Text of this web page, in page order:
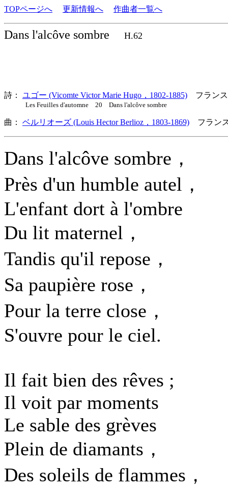
TOPページへ 更新情報へ 作曲者一覧へ
Dans l'alcôve sombre H.62
詩： ユゴー (Vicomte Victor Marie Hugo，1802-1885) フランス
Les Feuilles d'automne 20 Dans l'alcôve sombre
曲： ベルリオーズ (Louis Hector Berlioz，1803-1869) フラン
Dans l'alcôve sombre，
Près d'un humble autel，
L'enfant dort à l'ombre
Du lit maternel，
Tandis qu'il repose，
Sa paupière rose，
Pour la terre close，
S'ouvre pour le ciel.
Il fait bien des rêves ;
Il voit par moments
Le sable des grèves
Plein de diamants，
Des soleils de flammes，